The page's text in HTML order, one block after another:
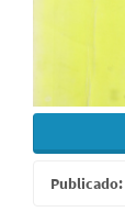
Publicado: